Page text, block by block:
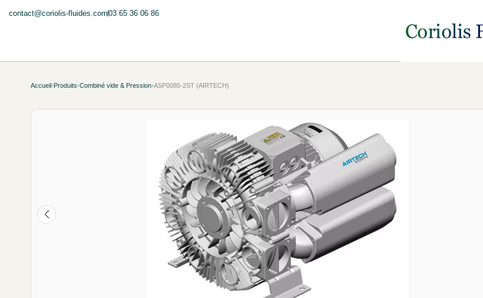
contact@coriolis-fluides.com03 65 36 06 86
Accueil›Produits›Combiné vide & Pression›ASP0085-2ST (AIRTECH)